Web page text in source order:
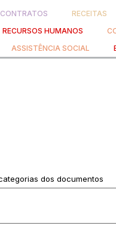
CONTRATOS RECEITAS
RECURSOS HUMANOS
ASSISTÊNCIA SOCIAL